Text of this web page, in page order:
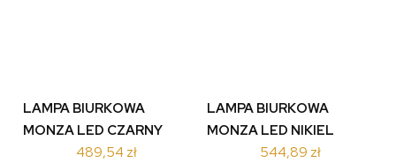
LAMPA BIURKOWA
MONZA LED CZARNY
523310132489,54 zł
LAMPA BIURKOWA
MONZA LED NIKIEL
523310107544,89 zł